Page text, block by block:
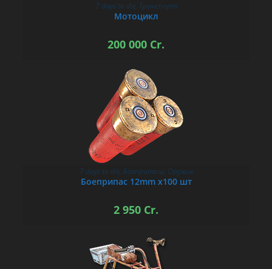
В КОРЗИНУ
7 days to die, Транспорт
Мотоцикл
200 000 Cr.
В КОРЗИНУ
7 days to die, Боеприпасы, Оружие
Боеприпас 12mm х100 шт
2 950 Cr.